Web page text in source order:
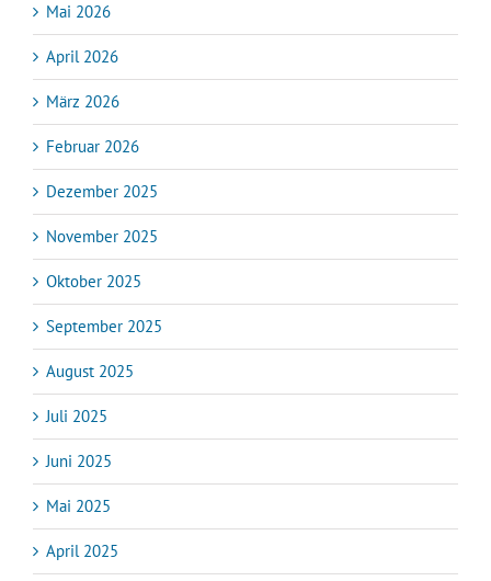
Mai 2026
April 2026
März 2026
Februar 2026
Dezember 2025
November 2025
Oktober 2025
September 2025
August 2025
Juli 2025
Juni 2025
Mai 2025
April 2025